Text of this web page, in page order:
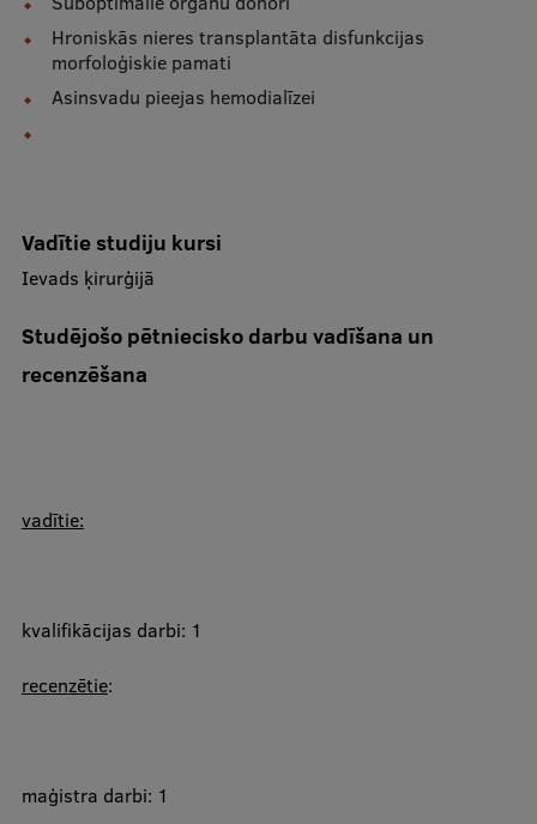
Starptautiskā sadarbība
Starptautiskie sadarbības partneri
EURAXESS RSU kontaktpunkts
EATRIS koordinators Latvijā
Hroniskās nieres transplantāta disfunkcijas
morfoloģiskie pamati
Asinsvadu pieejas hemodialīzei
Vadītie studiju kursi
Ievads ķirurģijā
Studējošo pētniecisko darbu ​vadīšana un
recenzēšana
vadītie:
​kvalifikācijas darbi: 1
recenzētie:
​​maģistra darbi: 1